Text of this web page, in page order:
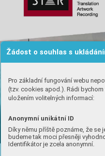
Žádost o souhlas s
Pro základní fungování webu
(tzv. cookies apod.). Rádi
uložením volitelných informací:
Anonymní unikátní ID
Díky němu příště poznáme, že se
budeme tak moci přesněji
Identifikátor je zcela anonymní.